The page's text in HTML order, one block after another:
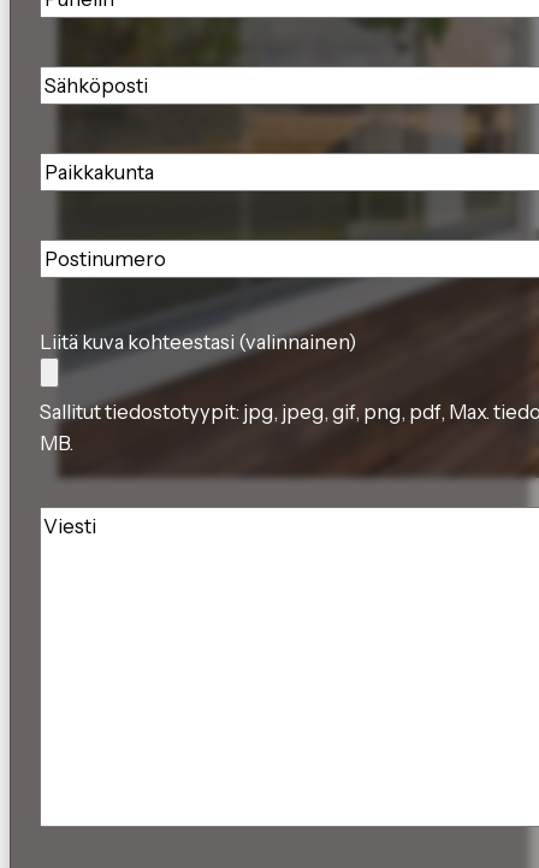
Sähköposti*
Paikkakunta*
Postinumero*
Liitä kuva kohteestasi (valinnainen)
Sallitut tiedostotyypit: jpg, jpeg, gif, png, pdf, Max.
MB.
Viesti